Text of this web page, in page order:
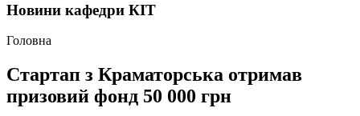
Новини кафедри КІТ
Головна
Стартап з Краматорська отримав
призовий фонд 50 000 грн